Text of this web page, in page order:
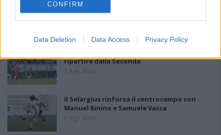
CONFIRM
Data Deletion Data Access Privacy Policy
L'Ilva si completa con Markic, Contucci,
Carlucci, Bevilacqua, Solinas, Souare e Galic
ripartire dalla Seconda
7 Ago 2026
Il Selargius rinforza il centrocampo con
Manuel Rinino e Samuele Vacca
6 Ago 2026